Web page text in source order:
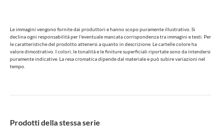
Le immagini vengono fornite dai produttori e hanno scopo puramente illustrativo. Si
declina ogni responsabilità per l'eventuale mancata corrispondenza tra immagini e testi. Per
le caratteristiche del prodotto attenersi a quanto in descrizione. Le cartelle colore ha
valore dimostrativo. I colori, le tonalità e le finiture superficiali riportate sono da intendersi
puramente indicative. La resa cromatica dipende dal materiale e può subire variazioni nel
tempo.
Prodotti della stessa serie